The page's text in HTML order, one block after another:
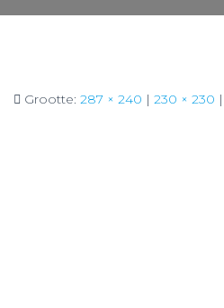
Grootte: 287 × 240 | 230 × 230 |